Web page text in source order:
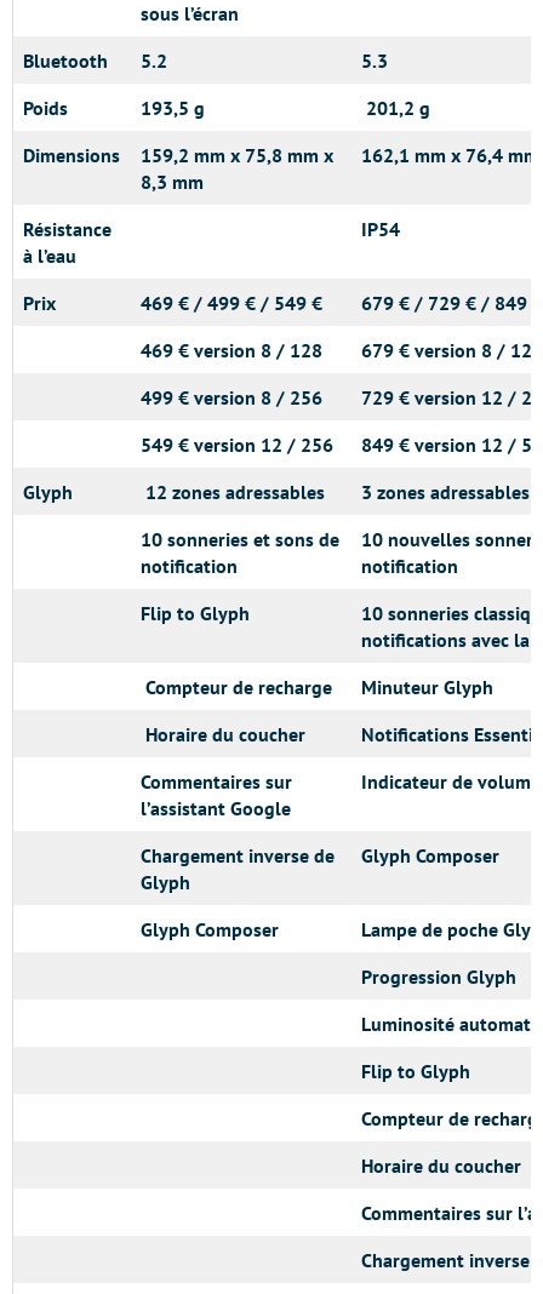
sous l’écran
Bluetooth 5.2
5.3
Poids
193,5 g
201,2 g
Dimensions
159,2 mm x 75,8 mm x
8,3 mm
162,1 mm x 76,4
Résistance
à l’eau
IP54
Prix 469 € / 499 € / 549 €
679 € / 729 € / 849 €
469 € version 8 / 128
679 € version 8 / 128
499 € version 8 / 256
729 € version 12 /
549 € version 12 / 256
849 € version 12 /
Glyph
12 zones adressables
3 zones
10 sonneries et sons de
notification
10 nouvelles
notification
Flip to Glyph
10 sonneries
notifications avec la
Compteur de recharge
Minuteur Glyph
Horaire du coucher
Notifications
Commentaires sur
l’assistant Google
Indicateur de volume
Chargement inverse de
Glyph
Glyph Composer
Glyph Composer
Lampe de poche
Progression Glyph
Luminosité
Flip to Glyph
Compteur de
Horaire du coucher
Commentaires sur
Chargement inverse